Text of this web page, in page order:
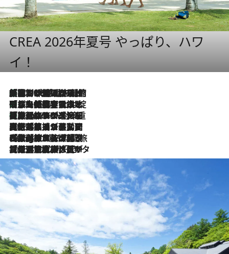
CREA 2026年夏号 やっぱり、ハワ
イ！
2026.8.6
「荷物が増えるほど旅ストレスは増す」美容ジャーナリストがたどり着いた最終結論。“化粧品を劇的に減らす”感動の凝縮美容とは
2026.8.6
「旅先には金髪ウィッグを持参」日本と同じメイクでは損してる!? 美容ジャーナリストが提案する“掟破りの旅美容”とは
2026.8.6
【厳選旅コスメ】「身軽さ＆UV対策重視！」ヘアアーティストshucoが選んだ夏旅ベストコスメを発表【Mサイズジップ】
2026.8.5
【厳選旅コスメ】国内をあちこち移動する河井菜摘が選んだ夏旅ベストコスメ発表！「リラックスアイテムはマスト」【Mサイズジップ】
2026.8.4
【厳選旅コスメ】「紫外線＆乾燥対策しながらメイク感も！」ヘア＆メイクGeorgeが選んだ夏旅ベストコスメを発表！【Mサイズジップ】
2026.8.3
【厳選旅コスメ】「保湿もタイパ重視！」“サウナ好き”タレント清水みさとが愛用する夏旅ベストコスメを発表！【Mサイズジップ】